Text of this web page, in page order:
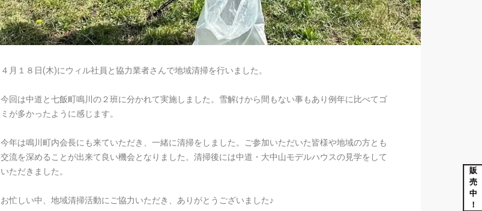
４月１８日(木)にウィル社員と協力業者さんで地域清掃を行いました。
今回は中道と七飯町鳴川の２班に分かれて実施しました。雪解けから間もない事もあり例年に比べてゴ
ミが多かったように感じます。
今年は鳴川町内会長にも来ていただき、一緒に清掃をしました。ご参加いただいた皆様や地域の方とも
交流を深めることが出来て良い機会となりました。清掃後には中道・大中山モデルハウスの見学をして
いただきました。
お忙しい中、地域清掃活動にご協力いただき、ありがとうございました♪
販
売
中
！